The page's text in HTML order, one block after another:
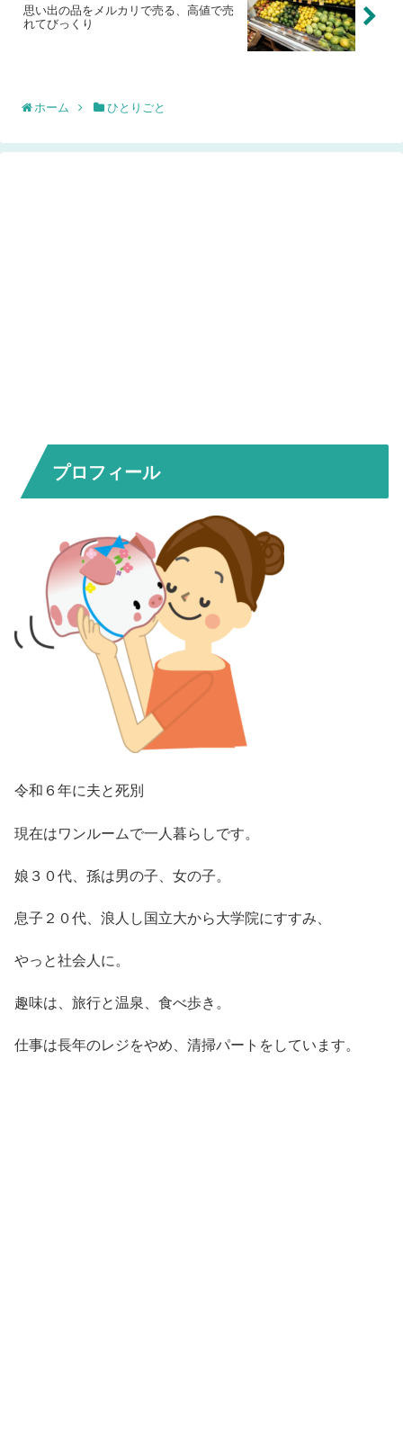
思い出の品をメルカリで売る、高値で売
れてびっくり
ホーム ひとりごと
プロフィール
令和６年に夫と死別
現在はワンルームで一人暮らしです。
娘３０代、孫は男の子、女の子。
息子２０代、浪人し国立大から大学院にすすみ、
やっと社会人に。
趣味は、旅行と温泉、食べ歩き。
仕事は長年のレジをやめ、清掃パートをしています。